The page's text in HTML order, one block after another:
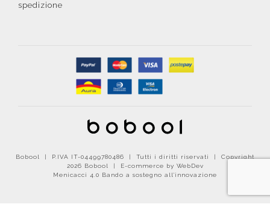
spedizione
Bobool | P.IVA IT-04499780486 | Tutti i diritti riservati | Copyright
2026 Bobool |
E-commerce by WebDev
Menicacci 4.0 Bando a sostegno all'innovazione